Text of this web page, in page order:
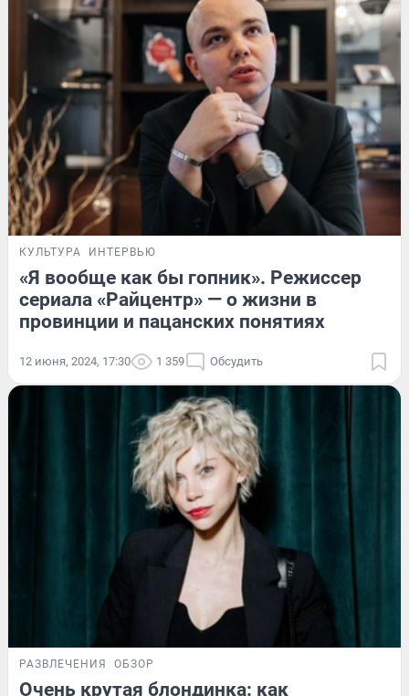
КУЛЬТУРА ИНТЕРВЬЮ
«Я вообще как бы гопник». Режиссер
сериала «Райцентр» — о жизни в
провинции и пацанских понятиях
12 июня, 2024, 17:30 1 359 Обсудить
РАЗВЛЕЧЕНИЯ ОБЗОР
Очень крутая блондинка: как